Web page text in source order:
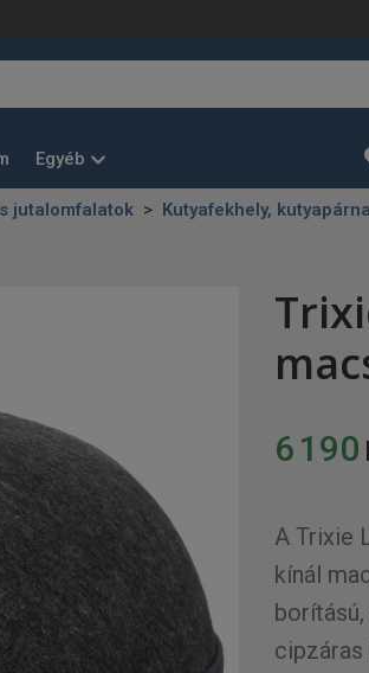
Egyéb
jutalomfalatok Kutyafekhely, kutyapárna
6 190
A Trixie
kínál